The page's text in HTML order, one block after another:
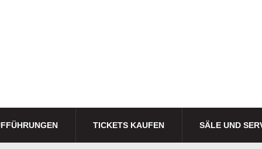
TICKETS KAUFEN SÄLE UND